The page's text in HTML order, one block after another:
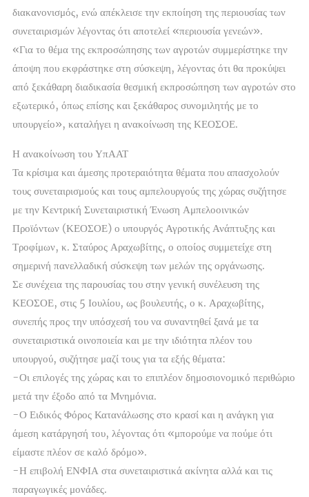
διακανονισμός, ενώ απέκλεισε την εκποίηση της περιουσίας των
συνεταιρισμών λέγοντας ότι αποτελεί «περιουσία γενεών».
«Για το θέμα της εκπροσώπησης των αγροτών συμμερίστηκε την
άποψη που εκφράστηκε στη σύσκεψη, λέγοντας ότι θα προκύψει
από ξεκάθαρη διαδικασία θεσμική εκπροσώπηση των αγροτών στο
εξωτερικό, όπως επίσης και ξεκάθαρος συνομιλητής με το
υπουργείο», καταλήγει η ανακοίνωση της ΚΕΟΣΟΕ.
Η ανακοίνωση του ΥπΑΑΤ
Τα κρίσιμα και άμεσης προτεραιότητα θέματα που απασχολούν
τους συνεταιρισμούς και τους αμπελουργούς της χώρας συζήτησε
με την Κεντρική Συνεταιριστική Ένωση Αμπελοοινικών
Προϊόντων (ΚΕΟΣΟΕ) ο υπουργός Αγροτικής Ανάπτυξης και
Τροφίμων, κ. Σταύρος Αραχωβίτης, ο οποίος συμμετείχε στη
σημερινή πανελλαδική σύσκεψη των μελών της οργάνωσης.
Σε συνέχεια της παρουσίας του στην γενική συνέλευση της
ΚΕΟΣΟΕ, στις 5 Ιουλίου, ως βουλευτής, ο κ. Αραχωβίτης,
συνεπής προς την υπόσχεσή του να συναντηθεί ξανά με τα
συνεταιριστικά οινοποιεία και με την ιδιότητα πλέον του
υπουργού, συζήτησε μαζί τους για τα εξής θέματα:
-Οι επιλογές της χώρας και το επιπλέον δημοσιονομικό περιθώριο
μετά την έξοδο από τα Μνημόνια.
-Ο Ειδικός Φόρος Κατανάλωσης στο κρασί και η ανάγκη για
άμεση κατάργησή του, λέγοντας ότι «μπορούμε να πούμε ότι
είμαστε πλέον σε καλό δρόμο».
-Η επιβολή ΕΝΦΙΑ στα συνεταιριστικά ακίνητα αλλά και τις
παραγωγικές μονάδες.